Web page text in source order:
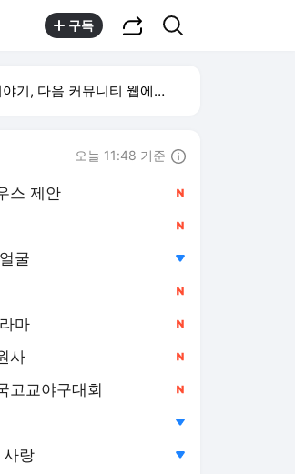
구독
, 다음 커뮤니티 웹에서 보기
오늘 11:48 기준
스 제안
마
사
고교야구대회
사랑